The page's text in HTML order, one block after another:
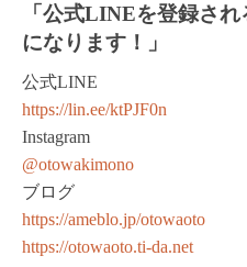
「公式LINEを登録さ
になります！」
公式LINE
https://lin.ee/ktPJF0n
Instagram
@otowakimono
ブログ
https://ameblo.jp/otowaoto
https://otowaoto.ti-da.net